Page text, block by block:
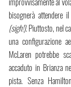
(sigh!). Piuttosto, nel
una configurazione
McLaren potrebbe
accaduto in Brianza
pista. Senza